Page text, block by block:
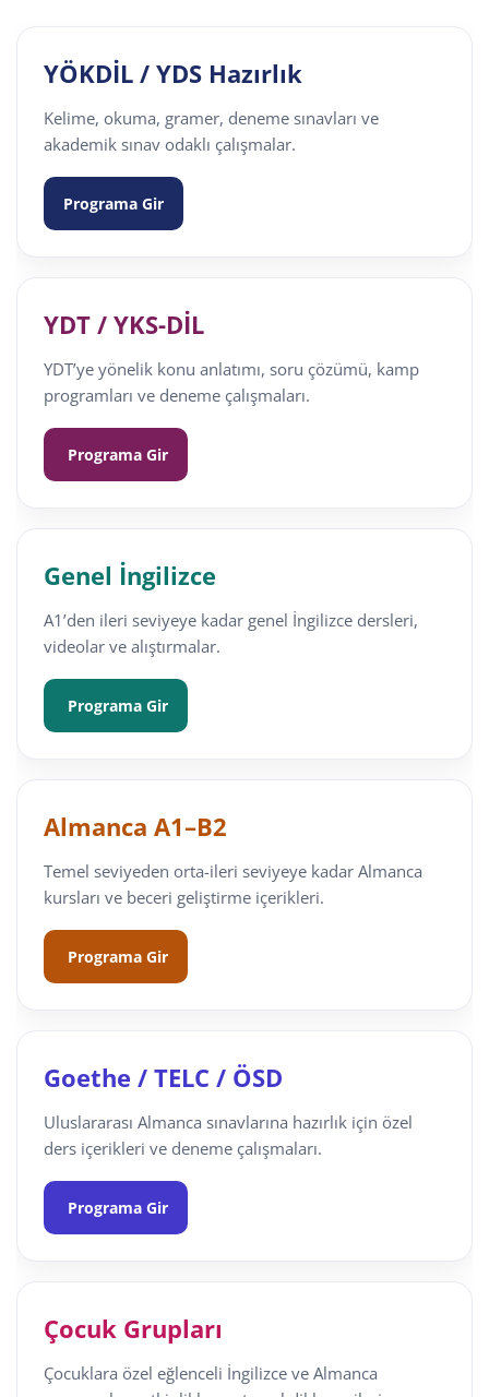
YÖKDİL / YDS Hazırlık
Kelime, okuma, gramer, deneme sınavları ve
akademik sınav odaklı çalışmalar.
Programa Gir
YDT / YKS-DİL
YDT’ye yönelik konu anlatımı, soru çözümü, kamp
programları ve deneme çalışmaları.
Programa Gir
Genel İngilizce
A1’den ileri seviyeye kadar genel İngilizce dersleri,
videolar ve alıştırmalar.
Programa Gir
Almanca A1–B2
Temel seviyeden orta-ileri seviyeye kadar Almanca
kursları ve beceri geliştirme içerikleri.
Programa Gir
Goethe / TELC / ÖSD
Uluslararası Almanca sınavlarına hazırlık için özel
ders içerikleri ve deneme çalışmaları.
Programa Gir
Çocuk Grupları
Çocuklara özel eğlenceli İngilizce ve Almanca